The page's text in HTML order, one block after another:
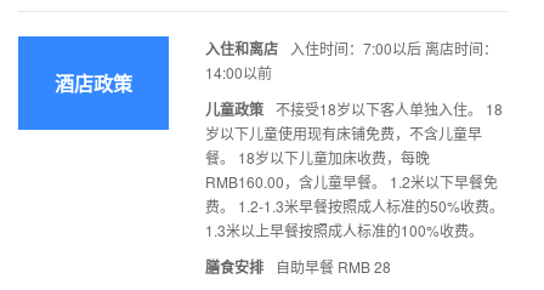
酒店政策
入住和离店
入住时间：7:00以后 离店时间：
14:00以前
儿童政策 不接受18岁以下客人单独入住。 18
岁以下儿童使用现有床铺免费，不含儿童早
餐。 18岁以下儿童加床收费，每晚
RMB160.00，含儿童早餐。 1.2米以下早餐免
费。 1.2-1.3米早餐按照成人标准的50%收费。
1.3米以上早餐按照成人标准的100%收费。
膳食安排 自助早餐 RMB 28